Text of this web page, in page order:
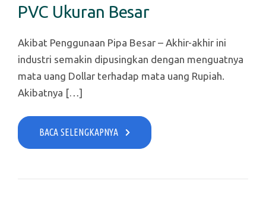
PVC Ukuran Besar
Akibat Penggunaan Pipa Besar – Akhir-akhir ini
industri semakin dipusingkan dengan menguatnya
mata uang Dollar terhadap mata uang Rupiah.
Akibatnya […]
BACA SELENGKAPNYA